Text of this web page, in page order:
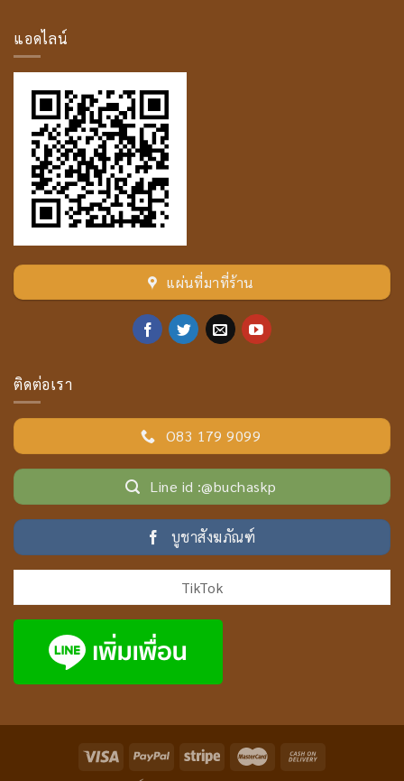
แอดไลน์
แผ่นที่มาที่ร้าน
ติดต่อเรา
O83 179 9099
Line id :@buchaskp
บูชาสังฆภัณฑ์
TikTok